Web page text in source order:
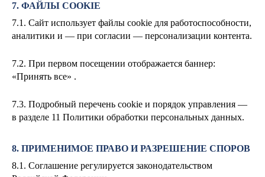
7. ФАЙЛЫ COOKIE
7.1. Сайт использует файлы cookie для работоспособности,
аналитики и — при согласии — персонализации контента.
7.2. При первом посещении отображается баннер:
«Принять все» .
7.3. Подробный перечень cookie и порядок управления —
в разделе 11 Политики обработки персональных данных.
8. ПРИМЕНИМОЕ ПРАВО И РАЗРЕШЕНИЕ СПОРОВ
8.1. Соглашение регулируется законодательством